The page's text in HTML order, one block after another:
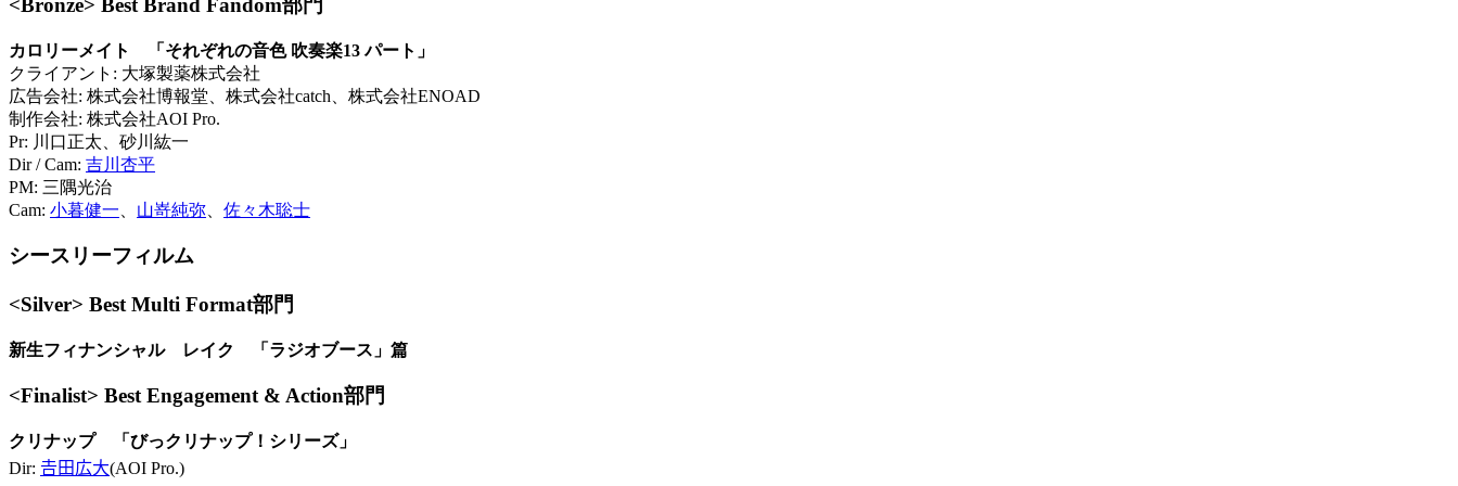
<Bronze> Best Brand Fandom部門
カロリーメイト 「それぞれの音色 吹奏楽13 パート」
クライアント: 大塚製薬株式会社
広告会社: 株式会社博報堂、株式会社catch、株式会社ENOAD
制作会社: 株式会社AOI Pro.
Pr: 川口正太、砂川紘一
Dir / Cam: 吉川杏平
PM: 三隅光治
Cam: 小暮健一 山嵜純弥 佐々木聡士
シースリーフィルム
<Silver> Best Multi Format部門
新生フィナンシャル レイク 「ラジオブース」篇
<Finalist> Best Engagement & Action部門
クリナップ 「びっクリナップ！シリーズ」
Dir: 𠮷田広大(AOI Pro.)